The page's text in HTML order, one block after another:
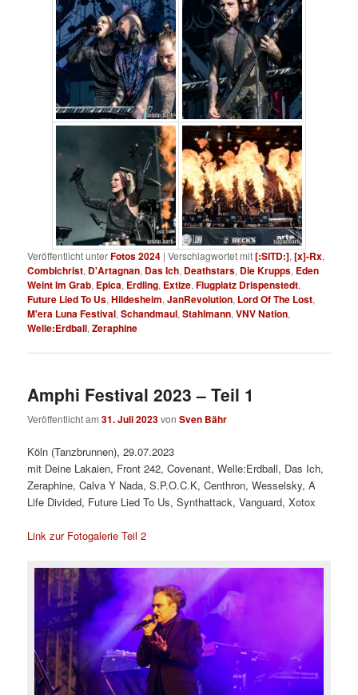
Veröffentlicht unterFotos 2024 |Verschlagwortet mit[:SITD:],[x]-Rx,
Combichrist, D'Artagnan, Das Ich, Deathstars, Die Krupps, Eden
Weint Im Grab, Epica, Erdling, Extize,Flugplatz Drispenstedt,
Future Lied To Us,Hildesheim,JanRevolution, Lord Of The Lost,
M'era Luna Festival,Schandmaul,Stahlmann,VNV Nation,
Welle:Erdball,Zeraphine
Amphi Festival 2023 – Teil 1
Veröffentlicht am31. Juli 2023vonSven Bähr
Köln (Tanzbrunnen), 29.07.2023
mit Deine Lakaien, Front 242, Covenant, Welle:Erdball, Das Ich,
Zeraphine, Calva Y Nada, S.P.O.C.K, Centhron, Wesselsky, A
Life Divided, Future Lied To Us, Synthattack, Vanguard, Xotox
Link zur Fotogalerie Teil 2